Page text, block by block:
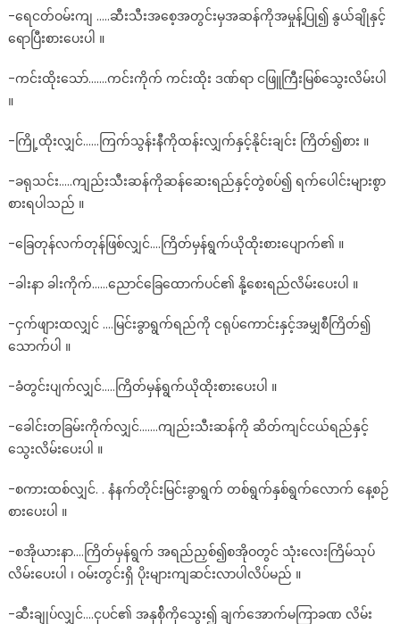
-ရေငတ်ဝမ်းကျ …..ဆီးသီးအစေ့အတွင်းမှအဆန်ကိုအမှုန့်ပြု၍ နွယ်ချိုနှင့်
ရောပြီးစားပေးပါ ။
-ကင်းထိုးသော်…….ကင်းကိုက် ကင်းထိုး ဒဏ်ရာ ငဖြူကြီးမြစ်သွေးလိမ်းပါ
။
-ကြို့ထိုးလျှင်……ကြက်သွန်းနီကိုထန်းလျှက်နှင့်နိုင်းချင်း ကြိတ်၍စား ။
-ခရုသင်း…..ကျည်းသီးဆန်ကိုဆန်ဆေးရည်နှင့်တွဲစပ်၍ ရက်ပေါင်းများစွာ
စားရပါသည် ။
-ခြေတုန်လက်တုန်ဖြစ်လျှင်….ကြိတ်မှန်ရွက်ယိုထိုးစားပျောက်၏ ။
-ခါးနာ ခါးကိုက်……ညောင်ခြေထောက်ပင်၏ နို့စေးရည်လိမ်းပေးပါ ။
-ငှက်ဖျားထလျှင် ….မြင်းခွာရွက်ရည်ကို ငရုပ်ကောင်းနှင့်အမျှစီကြိတ်၍
သောက်ပါ ။
-ခံတွင်းပျက်လျှင်…..ကြိတ်မှန်ရွက်ယိုထိုးစားပေးပါ ။
-ခေါင်းတခြမ်းကိုက်လျှင်…….ကျည်းသီးဆန်ကို ဆိတ်ကျင်ငယ်ရည်နှင့်
သွေးလိမ်းပေးပါ ။
-စကားထစ်လျှင်. . နံနက်တိုင်းမြင်းခွာရွက် တစ်ရွက်နှစ်ရွက်လောက် နေ့စဉ်
စားပေးပါ ။
-စအိုယားနာ….ကြိတ်မှန်ရွက် အရည်ညှစ်၍စအိုဝတွင် သုံးလေးကြိမ်သုပ်
လိမ်းပေးပါ ၊ ဝမ်းတွင်းရှိ ပိုးများကျဆင်းလာပါလိပ်မည် ။
-ဆီးချုပ်လျှင်….ငုပင်၏ အနှစ်ိုကိုသွေး၍ ချက်အောက်မကြာခဏ လိမ်း